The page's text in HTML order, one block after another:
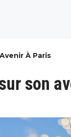
À Paris
son